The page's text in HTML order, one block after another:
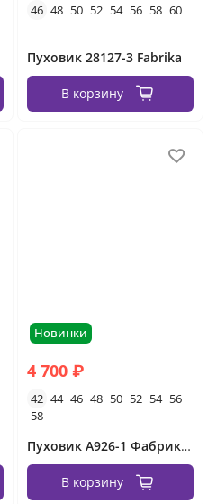
46 48 50 52 54 56 58 60
Пуховик 28127-3 Fabrika
В корзину
Новинки
4 700 ₽
42 44 46 48 50 52 54 56
58
Пуховик А926-1 Фабрика Моды
В корзину